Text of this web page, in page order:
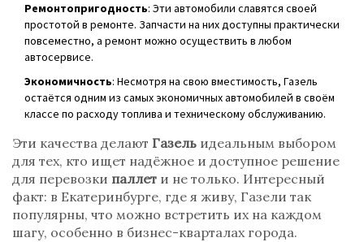
Ремонтопригодность: Эти автомобили славятся своей
простотой в ремонте. Запчасти на них доступны практически
повсеместно, а ремонт можно осуществить в любом
автосервисе.
Экономичность: Несмотря на свою вместимость, Газель
остаётся одним из самых экономичных автомобилей в своём
классе по расходу топлива и техническому обслуживанию.
Эти качества делают Газель идеальным выбором
для тех, кто ищет надёжное и доступное решение
для перевозки паллет и не только. Интересный
факт: в Екатеринбурге, где я живу, Газели так
популярны, что можно встретить их на каждом
шагу, особенно в бизнес-кварталах города.